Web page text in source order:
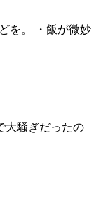
を。 ・飯が微妙
大騒ぎだったの